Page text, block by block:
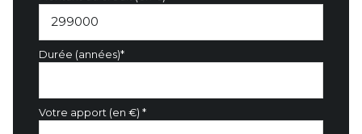
Durée (années)*
Votre apport (en €) *